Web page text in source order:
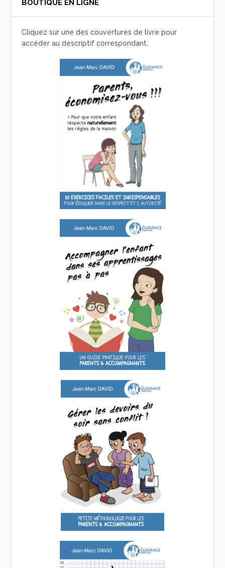
BOUTIQUE EN LIGNE
Cliquez sur une des couvertures de livre pour
accéder au descriptif correspondant.